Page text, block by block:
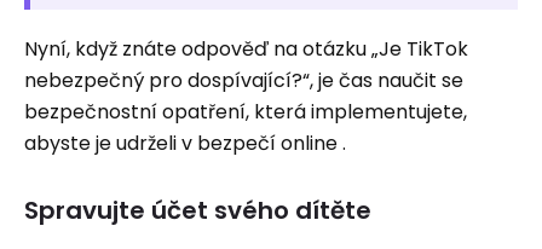
Nyní, když znáte odpověď na otázku „Je TikTok
nebezpečný pro dospívající?“, je čas naučit se
bezpečnostní opatření, která implementujete,
abyste je udrželi v bezpečí online .
Spravujte účet svého dítěte